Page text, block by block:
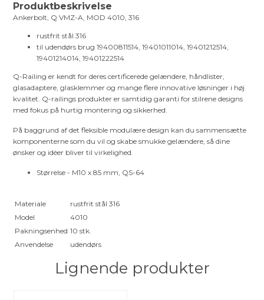
Produktbeskrivelse
Ankerbolt, Q VMZ-A, MOD 4010, 316
rustfrit stål 316
til udendørs brug 19400811514, 19401011014, 19401212514,
19401214014, 19401222514
Q-Railing er kendt for deres certificerede gelændere, håndlister,
glasadaptere, glasklemmer og mange flere innovative løsninger i høj
kvalitet. Q-railings produkter er samtidig garanti for stilrene designs
med fokus på hurtig montering og sikkerhed.
På baggrund af det fleksible modulære design kan du sammensætte
komponenterne som du vil og skabe smukke gelændere, så dine
ønsker og idéer bliver til virkelighed.
Størrelse - M10 x 85 mm, QS-64
Materiale
rustfrit stål 316
Model
4010
Pakningsenhed 10 stk.
Anvendelse
udendørs
Lignende produkter